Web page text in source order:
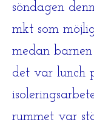
söndagen
mkt som
medan
det var lunch
rummet var